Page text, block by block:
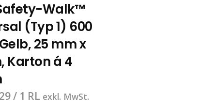
Walk™
(Typ 1) 600
25 mm x
Karton á 4
/ 1 RL exkl. MwSt.